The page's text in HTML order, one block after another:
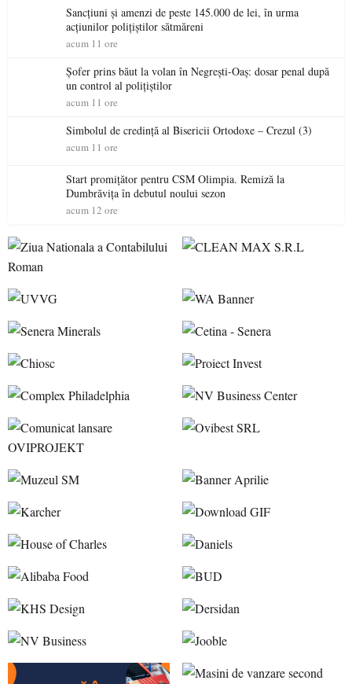
Sancțiuni și amenzi de peste 145.000 de lei, în urma
acțiunilor polițiștilor sătmăreni
acum 11 ore
Șofer prins băut la volan în Negrești-Oaș: dosar penal după
un control al polițiștilor
acum 11 ore
Simbolul de credinţă al Bisericii Ortodoxe – Crezul (3)
acum 11 ore
Start promițător pentru CSM Olimpia. Remiză la
Dumbrăvița în debutul noului sezon
acum 12 ore